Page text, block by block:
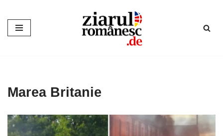
Sari
Marea Britanie